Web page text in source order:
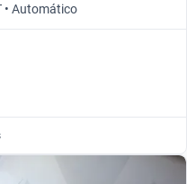
• Automático